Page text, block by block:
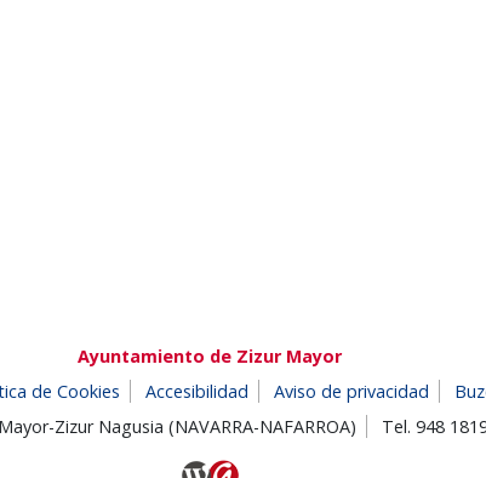
Ayuntamiento de Zizur Mayor
de Cookies Accesibilidad Aviso de privacidad
Zizur Nagusia (NAVARRA-NAFARROA)
Tel. 948